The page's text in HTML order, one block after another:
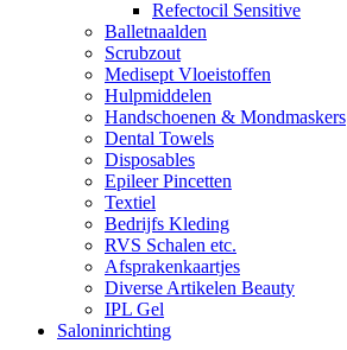
Refectocil Sensitive
Balletnaalden
Scrubzout
Medisept Vloeistoffen
Hulpmiddelen
Handschoenen & Mondmaskers
Dental Towels
Disposables
Epileer Pincetten
Textiel
Bedrijfs Kleding
RVS Schalen etc.
Afsprakenkaartjes
Diverse Artikelen Beauty
IPL Gel
Saloninrichting